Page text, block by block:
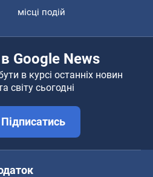
місці подій
Google News
в курсі останніх новин
світу сьогодні
Підписатись